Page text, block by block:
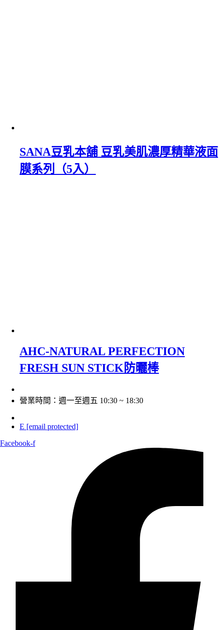
SANA豆乳本舖 豆乳美肌濃厚精華液面
膜系列（5入）
AHC-NATURAL PERFECTION
FRESH SUN STICK防曬棒
營業時間：週一至週五 10:30 ~ 18:30
E [email protected]
Facebook-f